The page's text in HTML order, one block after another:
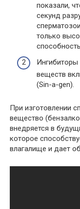
показали,
секунд
только
Ингибиторы
веществ
(Sin-a-gen).
При изготовлении
вещество
внедряется в
которое
влагалище и дает